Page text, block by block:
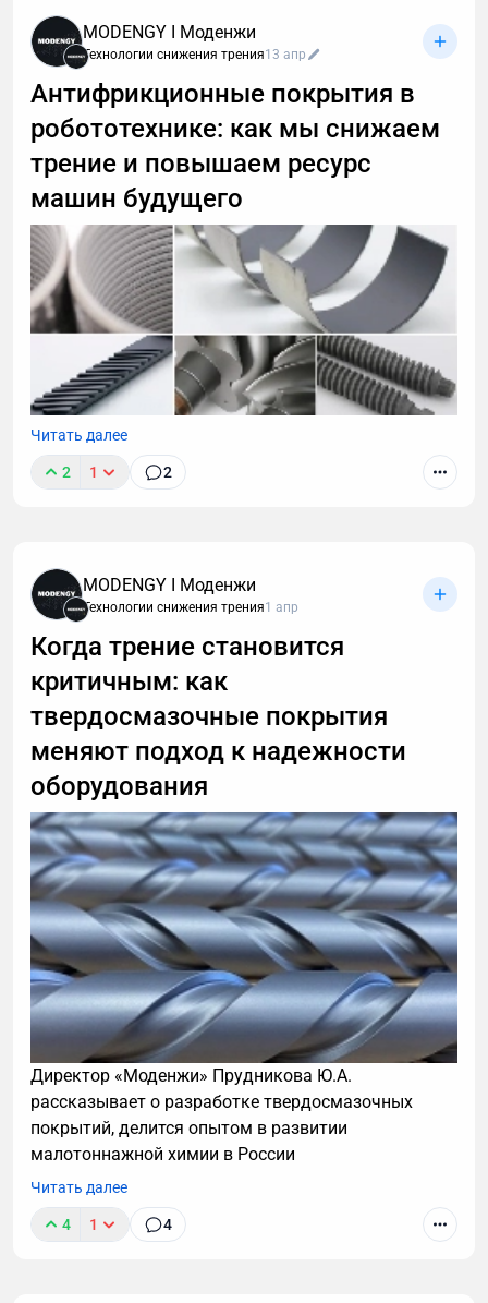
MODENGY I Моденжи
Технологии снижения трения13 апр
Антифрикционные покрытия в
робототехнике: как мы снижаем
трение и повышаем ресурс
машин будущего
Читать далее
2 1 2
MODENGY I Моденжи
Технологии снижения трения1 апр
Когда трение становится
критичным: как
твердосмазочные покрытия
меняют подход к надежности
оборудования
Директор «Моденжи» Прудникова Ю.А.
рассказывает о разработке твердосмазочных
покрытий, делится опытом в развитии
малотоннажной химии в России
Читать далее
4 1 4